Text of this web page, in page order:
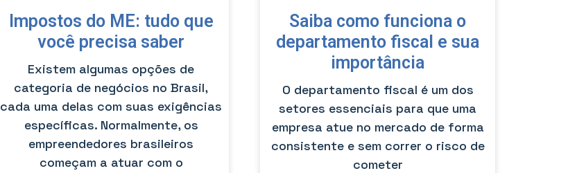
Impostos do ME: tudo que
você precisa saber
Existem algumas opções de
categoria de negócios no Brasil,
cada uma delas com suas exigências
específicas. Normalmente, os
empreendedores brasileiros
começam a atuar com o
Saiba como funciona o
departamento fiscal e sua
importância
O departamento fiscal é um dos
setores essenciais para que uma
empresa atue no mercado de forma
consistente e sem correr o risco de
cometer